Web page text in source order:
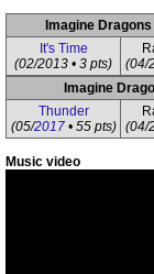
Imagine
It's Time
(02/2013 • 3 pts)
(04/
Imagine
Thunder
(05/2017• 55 pts)
(04/
Music video